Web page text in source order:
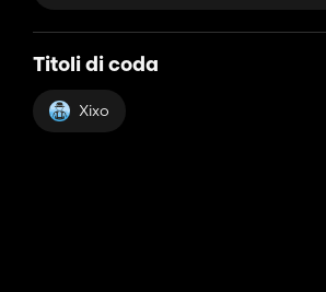
Titoli di coda
Xixo